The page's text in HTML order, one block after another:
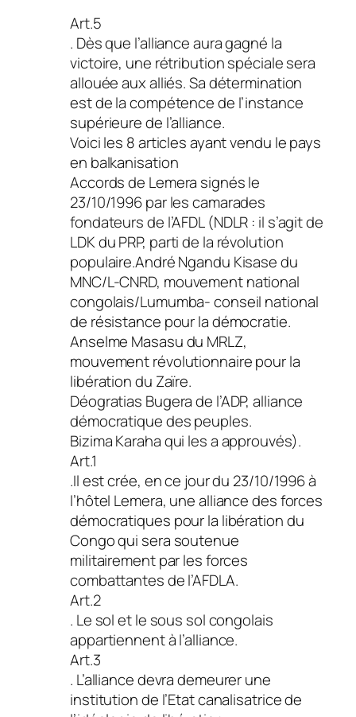
Art.5
. Dès que l’alliance aura gagné la
victoire, une rétribution spéciale sera
allouée aux alliés. Sa détermination
est de la compétence de l’instance
supérieure de l’alliance.
Voici les 8 articles ayant vendu le pays
en balkanisation
Accords de Lemera signés le
23/10/1996 par les camarades
fondateurs de l’AFDL (NDLR : il s’agit de
LDK du PRP, parti de la révolution
populaire.André Ngandu Kisase du
MNC/L-CNRD, mouvement national
congolais/Lumumba- conseil national
de résistance pour la démocratie.
Anselme Masasu du MRLZ,
mouvement révolutionnaire pour la
libération du Zaïre.
Déogratias Bugera de l’ADP, alliance
démocratique des peuples.
Bizima Karaha qui les a approuvés).
Art.1
.Il est crée, en ce jour du 23/10/1996 à
l’hôtel Lemera, une alliance des forces
démocratiques pour la libération du
Congo qui sera soutenue
militairement par les forces
combattantes de l’AFDLA.
Art.2
. Le sol et le sous sol congolais
appartiennent à l’alliance.
Art.3
. L’alliance devra demeurer une
institution de l’Etat canalisatrice de